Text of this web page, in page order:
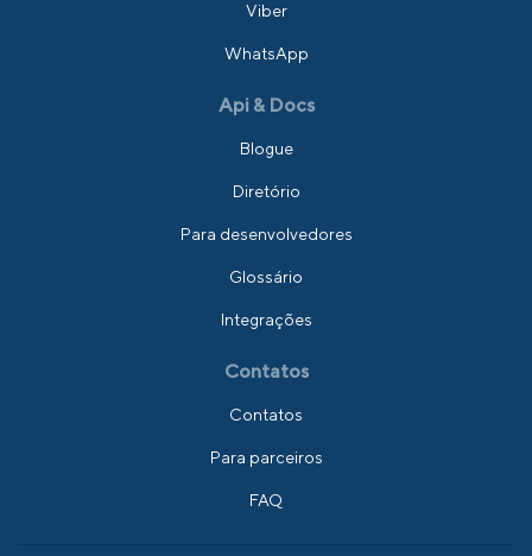
Viber
WhatsApp
Api & Docs
Blogue
Diretório
Para desenvolvedores
Glossário
Integrações
Contatos
Contatos
Para parceiros
FAQ